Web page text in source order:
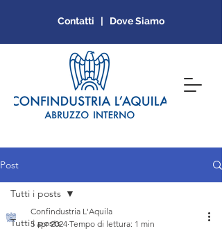
Contatti | Dove Siamo
Post
Tutti i posts
Tutti i posts
Confindustria L'Aquila
5 apr 2024 Tempo di lettura: 1 min